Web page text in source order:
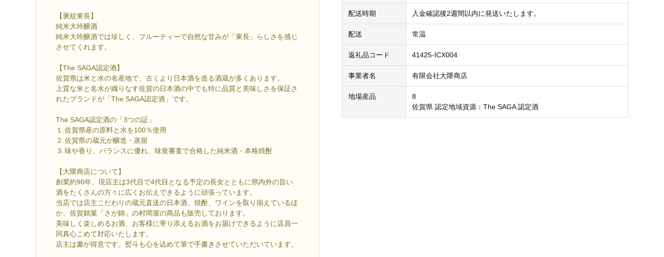
【褒紋東長】
純米大吟醸酒
純米大吟醸酒では珍しく、フルーティーで自然な甘みが「東長」らしさを感じ
させてくれます。
【The SAGA認定酒】
佐賀県は米と水の名産地で、古くより日本酒を造る酒蔵が多くあります。
上質な米と名水が織りなす佐賀の日本酒の中でも特に品質と美味しさを保証さ
れたブランドが「The SAGA認定酒」です。
The SAGA認定酒の「3つの証」
１.佐賀県産の原料と水を100％使用
２.佐賀県の蔵元が醸造・蒸留
３.味や香り、バランスに優れ、味覚審査で合格した純米酒・本格焼酎
【大隈商店について】
創業約90年、現店主は3代目で4代目となる予定の長女とともに県内外の旨い
酒をたくさんの方々に広くお伝えできるように頑張っています。
当店では店主こだわりの蔵元直送の日本酒、焼酎、ワインを取り揃えているほ
か、佐賀銘菓「さが錦」の村岡屋の商品も販売しております。
美味しく楽しめるお酒、お客様に寄り添えるお酒をお届けできるように店員一
同真心こめて対応いたします。
店主は書が得意です。熨斗も心を込めて筆で手書きさせていただいています。
配送時期 入金確認後2週間以内に発送いたします。
配送 常温
返礼品コード 41425-ICX004
事業者名 有限会社大隈商店
地場産品
8
佐賀県 認定地域資源：The SAGA 認定酒